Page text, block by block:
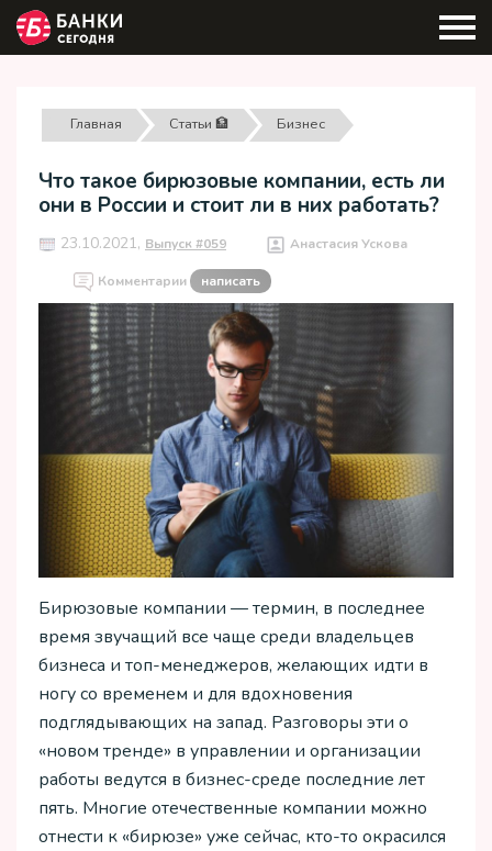
Главная Статьи 🏦 Бизнес
Что такое бирюзовые компании, есть ли
они в России и стоит ли в них работать?
23.10.2021, Выпуск #059 Анастасия Ускова
Комментарии написать
Бирюзовые компании — термин, в последнее
время звучащий все чаще среди владельцев
бизнеса и топ-менеджеров, желающих идти в
ногу со временем и для вдохновения
подглядывающих на запад. Разговоры эти о
«новом тренде» в управлении и организации
работы ведутся в бизнес-среде последние лет
пять. Многие отечественные компании можно
отнести к «бирюзе» уже сейчас, кто-то окрасился